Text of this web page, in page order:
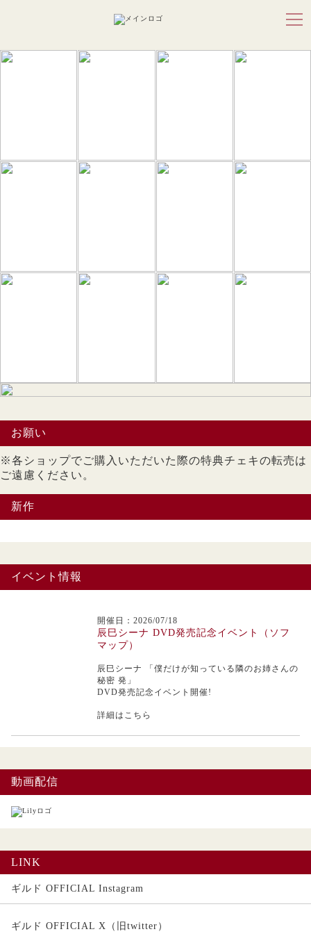
お願い
※各ショップでご購入いただいた際の特典チェキの転売は
ご遠慮ください。
新作
イベント情報
開催日：2026/07/18
辰巳シーナ DVD発売記念イベント（ソフ
マップ）
辰巳シーナ
「僕だけが知っている隣のお姉さんの
秘密 発」
DVD発売記念イベント開催!
詳細はこちら
動画配信
LINK
ギルド OFFICIAL Instagram
ギルド OFFICIAL X（旧twitter）